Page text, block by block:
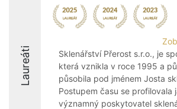
Laureáti
Sklenářství Přerost s.r.o., je
která vznikla v roce 1995 a
působila pod jménem Josta
Postupem času se profilovala
významný poskytovatel